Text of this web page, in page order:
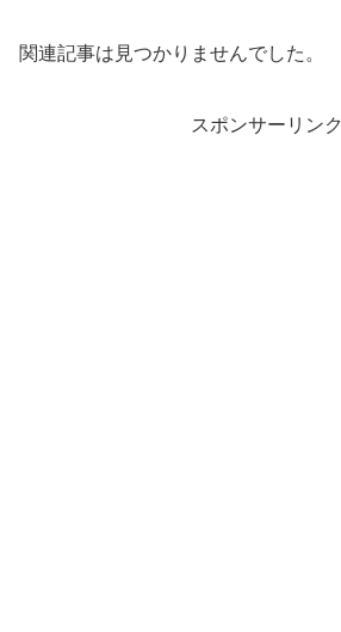
関連記事は見つかりませんでした。
スポンサーリンク